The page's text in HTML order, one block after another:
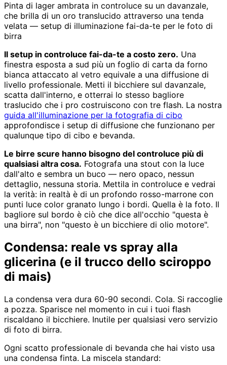
Pinta di lager ambrata in controluce su un davanzale,
che brilla di un oro translucido attraverso una tenda
velata — setup di illuminazione fai-da-te per le foto di
birra
Il setup in controluce fai-da-te a costo zero. Una
finestra esposta a sud più un foglio di carta da forno
bianca attaccato al vetro equivale a una diffusione di
livello professionale. Metti il bicchiere sul davanzale,
scatta dall'interno, e otterrai lo stesso bagliore
traslucido che i pro costruiscono con tre flash. La nostra
guida all'illuminazione per la fotografia di cibo
approfondisce i setup di diffusione che funzionano per
qualunque tipo di cibo e bevanda.
Le birre scure hanno bisogno del controluce più di
qualsiasi altra cosa. Fotografa una stout con la luce
dall'alto e sembra un buco — nero opaco, nessun
dettaglio, nessuna storia. Mettila in controluce e vedrai
la verità: in realtà è di un profondo rosso-marrone con
punti luce color granato lungo i bordi. Quella è la foto. Il
bagliore sul bordo è ciò che dice all'occhio "questa è
una birra", non "questo è un bicchiere di olio motore".
Condensa: reale vs spray alla
glicerina (e il trucco dello sciroppo
di mais)
La condensa vera dura 60-90 secondi. Cola. Si raccoglie
a pozza. Sparisce nel momento in cui i tuoi flash
riscaldano il bicchiere. Inutile per qualsiasi vero servizio
di foto di birra.
Ogni scatto professionale di bevanda che hai visto usa
una condensa finta. La miscela standard: